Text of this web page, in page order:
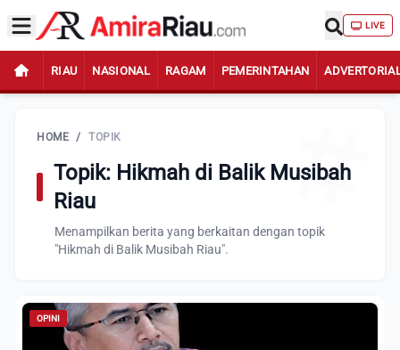
LIVE
RIAU NASIONAL RAGAM PEMERINTAHAN
HOME / TOPIK
Topik: Hikmah di Balik Musibah
Riau
Menampilkan berita yang berkaitan dengan topik
"Hikmah di Balik Musibah Riau".
OPINI